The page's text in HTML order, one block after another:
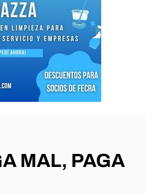
MAL, PAGA